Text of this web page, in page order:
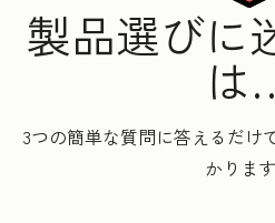
製品選びに
は
3つの簡単な質問に答えるだけ
かります